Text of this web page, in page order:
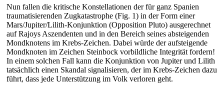
Nun fallen die kritische Konstellationen der für ganz Spanien
traumatisierenden Zugkatastrophe (Fig. 1) in der Form einer
Mars/Jupiter/Lilith-Konjunktion (Opposition Pluto) ausgerechnet
auf Rajoys Aszendenten und in den Bereich seines absteigenden
Mondknotens im Krebs-Zeichen. Dabei würde der aufsteigende
Mondknoten im Zeichen Steinbock vorbildliche Integrität fordern!
In einem solchen Fall kann die Konjunktion von Jupiter und Lilith
tatsächlich einen Skandal signalisieren, der im Krebs-Zeichen dazu
führt, dass jede Unterstützung im Volk verloren geht.